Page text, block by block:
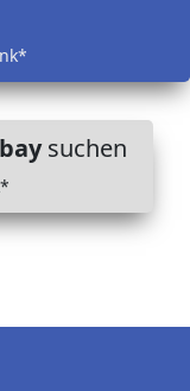
suchen